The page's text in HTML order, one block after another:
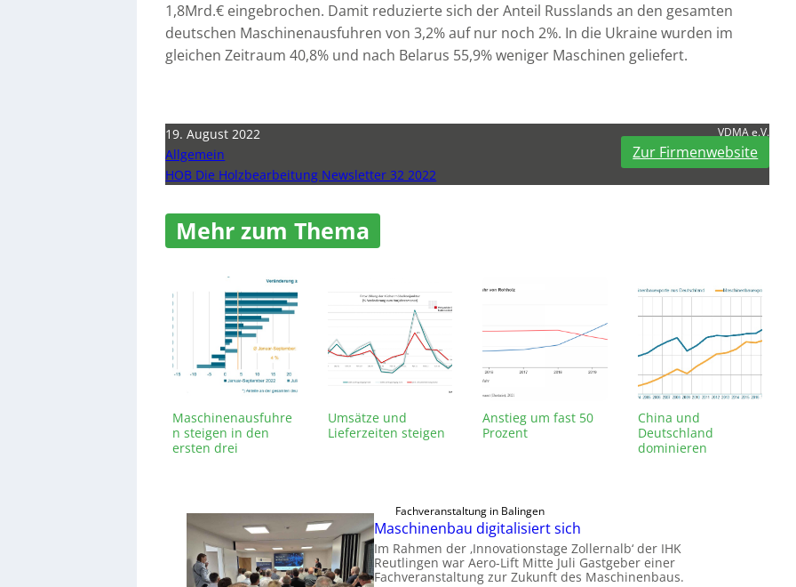
1,8Mrd.€ eingebrochen. Damit reduzierte sich der Anteil Russlands an den gesamten
deutschen Maschinenausfuhren von 3,2% auf nur noch 2%. In die Ukraine wurden im
gleichen Zeitraum 40,8% und nach Belarus 55,9% weniger Maschinen geliefert.
19. August 2022
Allgemein
HOB Die Holzbearbeitung Newsletter 32 2022
VDMA e.V.
Zur Firmenwebsite
Mehr zum Thema
Maschinenausfuhre
n steigen in den
ersten drei
Umsätze und
Lieferzeiten steigen
Anstieg um fast 50
Prozent
China und
Deutschland
dominieren
Fachveranstaltung in Balingen
Maschinenbau digitalisiert sich
Im Rahmen der ‚Innovationstage Zollernalb‘ der IHK
Reutlingen war Aero-Lift Mitte Juli Gastgeber einer
Fachveranstaltung zur Zukunft des Maschinenbaus.